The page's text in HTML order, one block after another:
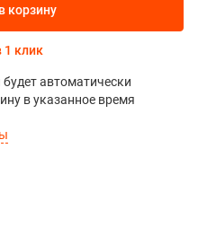
корзину
1 клик
будет автоматически
в указанное время